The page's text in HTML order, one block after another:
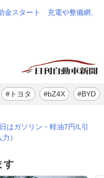
金スタート 充電や整備網、
#トヨタ #bZ4X #BYD
はガソリン・軽油7円/L引
）
す